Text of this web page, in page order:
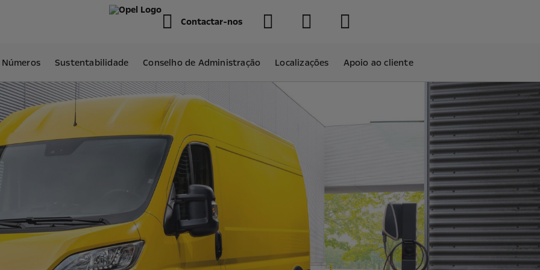
Contactar-nos
Sustentabilidade Conselho de Administração Localizações Apoio ao cliente